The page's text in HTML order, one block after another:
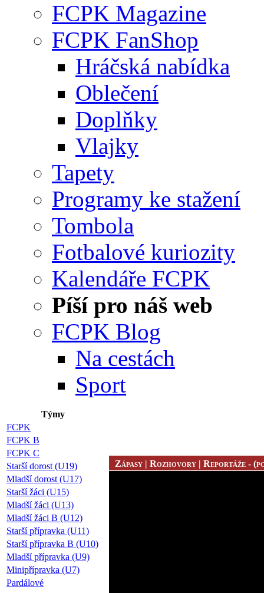
FCPK Magazine
FCPK FanShop
Hráčská nabídka
Oblečení
Doplňky
Vlajky
Tapety
Programy ke stažení
Tombola
Fotbalové kuriozity
Kalendáře FCPK
Píší pro náš web
FCPK Blog
Na cestách
Sport
Týmy
FCPK
FCPK B
FCPK C
Starší dorost (U19)
Mladší dorost (U17)
Starší žáci (U15)
Mladší žáci (U13)
Mladší žáci B (U12)
Starší přípravka (U11)
Starší přípravka B (U10)
Mladší přípravka (U9)
Minipřípravka (U7)
Pardálové
Zápasy | Rozhovory | Reportáže -